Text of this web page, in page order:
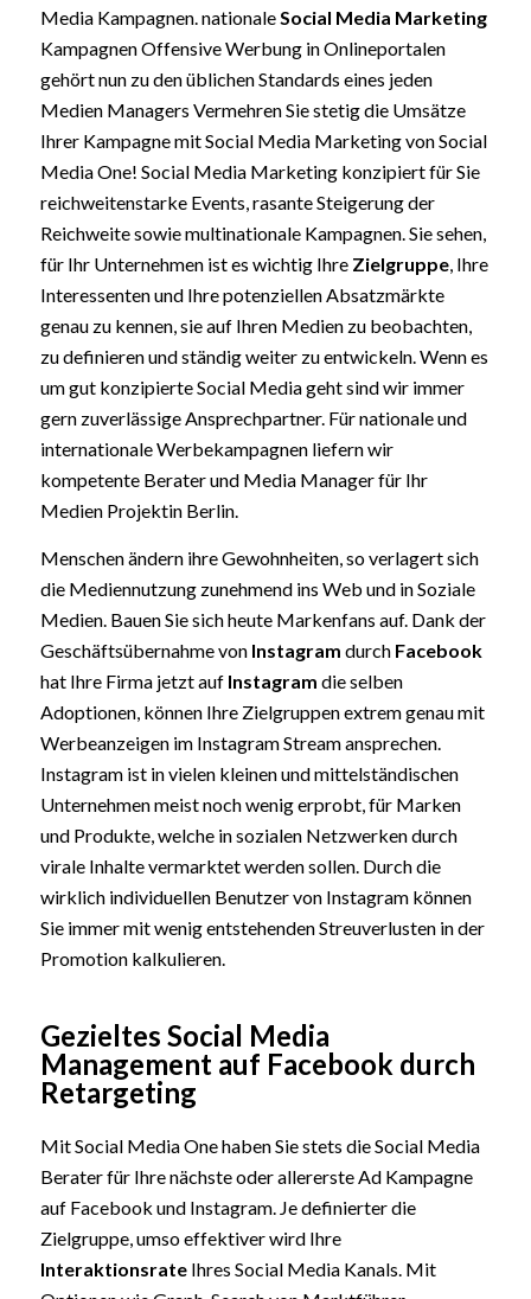
Media Kampagnen. nationaleSocial Media Marketing
Kampagnen Offensive Werbung in Onlineportalen
gehört nun zu den üblichen Standards eines jeden
Medien Managers Vermehren Sie stetig die Umsätze
Ihrer Kampagne mit Social Media Marketing von Social
Media One! Social Media Marketing konzipiert für Sie
reichweitenstarke Events, rasante Steigerung der
Reichweite sowie multinationale Kampagnen. Sie sehen,
für Ihr Unternehmen ist es wichtig Ihre Zielgruppe, Ihre
Interessenten und Ihre potenziellen Absatzmärkte
genau zu kennen, sie auf Ihren Medien zu beobachten,
zu definieren und ständig weiter zu entwickeln. Wenn es
um gut konzipierte Social Media geht sind wir immer
gern zuverlässige Ansprechpartner. Für nationale und
internationale Werbekampagnen liefern wir
kompetente Berater und Media Manager für Ihr
Medien Projektin Berlin.
Menschen ändern ihre Gewohnheiten, so verlagert sich
die Mediennutzung zunehmend ins Web und in Soziale
Medien. Bauen Sie sich heute Markenfans auf. Dank der
Geschäftsübernahme von Instagram durch Facebook
hat Ihre Firma jetzt auf Instagram die selben
Adoptionen, können Ihre Zielgruppen extrem genau mit
Werbeanzeigen im Instagram Stream ansprechen.
Instagram ist in vielen kleinen und mittelständischen
Unternehmen meist noch wenig erprobt, für Marken
und Produkte, welche in sozialen Netzwerken durch
virale Inhalte vermarktet werden sollen. Durch die
wirklich individuellen Benutzer von Instagram können
Sie immer mit wenig entstehenden Streuverlusten in der
Promotion kalkulieren.
Gezieltes Social Media
Management auf Facebook durch
Retargeting
Mit Social Media One haben Sie stets die Social Media
Berater für Ihre nächste oder allererste Ad Kampagne
auf Facebook und Instagram. Je definierter die
Zielgruppe, umso effektiver wird Ihre
InteraktionsrateIhres Social Media Kanals. Mit